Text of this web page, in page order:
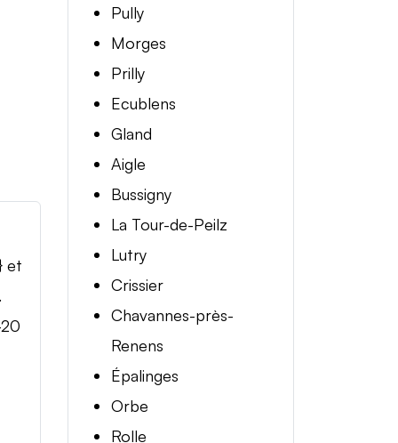
et
Pully
Morges
Prilly
Ecublens
Gland
Aigle
Bussigny
La Tour-de-Peilz
Lutry
Crissier
Chavannes-près-
Renens
Épalinges
Orbe
Rolle